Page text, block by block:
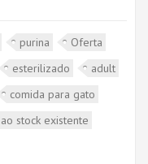
purina
Oferta
esterilizado
adult
comida para gato
stock existente